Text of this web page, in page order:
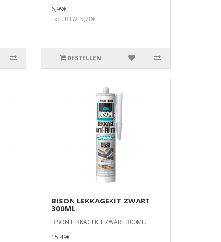
6,99€
Excl. BTW: 5,78€
BESTELLEN
BISON LEKKAGEKIT ZWART
300ML
BISON LEKKAGEKIT ZWART 300ML..
15,49€